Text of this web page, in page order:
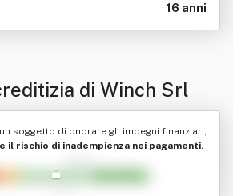
16 anni
di Winch Srl
soggetto di onorare gli impegni finanziari,
il rischio di inadempienza nei pagamenti.